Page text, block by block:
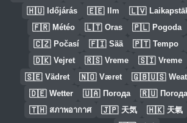
🇭🇺 Időjárás 🇪🇪 Ilm 🇱🇻
🇫🇷 Météo 🇱🇹 Oras 🇵🇱 Pogoda
🇨🇿 Počasí 🇫🇮 Sää 🇵🇹 Tempo
🇩🇰 Vejret 🇷🇸 Vreme 🇸🇮 Vreme
🇸🇪 Vädret 🇳🇴 Været 🇬🇧🇺🇸
🇩🇪 Wetter 🇺🇦 Погода 🇷🇺 Погода
🇹🇭 สภาพอากาศ 🇯🇵 天気 🇭🇰 天氣